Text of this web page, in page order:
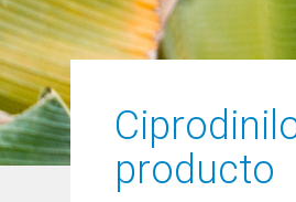
producto